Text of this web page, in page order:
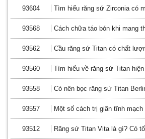
93604 Tìm hiểu răng sứ Zirconia có
93568 Cách chữa táo bón khi mang
93562 Cầu răng sứ Titan có chất
93560 Tìm hiểu về răng sứ Titan
93558 Có nên bọc răng sứ Titan
93557 Một số cách trị giãn tĩnh
93512 Răng sứ Titan Vita là gì? Có